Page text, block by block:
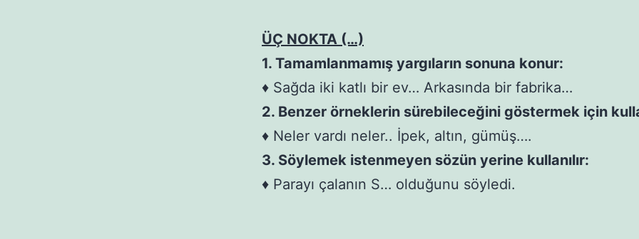
ÜÇ NOKTA (…)
1. Tamamlanmamış yargıların sonuna konur:
♦ Sağda iki katlı bir ev… Arkasında bir fabrika…
2. Benzer örneklerin sürebileceğini göstermek için
♦ Neler vardı neler.. İpek, altın, gümüş….
3. Söylemek istenmeyen sözün yerine kullanılır:
♦ Parayı çalanın S… olduğunu söyledi.